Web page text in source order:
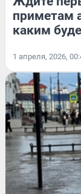
приметам
каким
1 апреля, 2026,